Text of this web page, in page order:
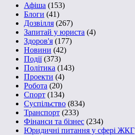
Афіша (153)
Блоги (41)
Дозвілля (267)
Запитай у юриста (4)
Здоров'я (177)
Новини (42)
Події(373)
Політика (143)
Проекти (4)
Робота (20)
Спорт (134)
Суспільство (834)
Транспорт (233)
Фінанси та бізнес (234)
Юридичні питання у сфері ЖКГ